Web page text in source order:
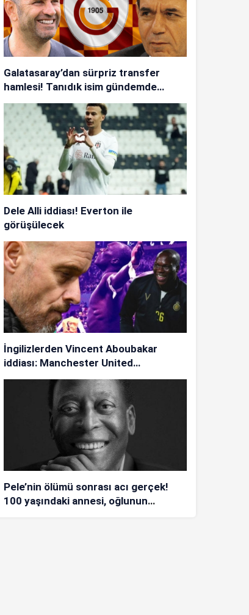
Galatasaray’dan sürpriz transfer
hamlesi! Tanıdık isim gündemde…
Dele Alli iddiası! Everton ile
görüşülecek
İngilizlerden Vincent Aboubakar
iddiası: Manchester United…
Pele’nin ölümü sonrası acı gerçek!
100 yaşındaki annesi, oğlunun